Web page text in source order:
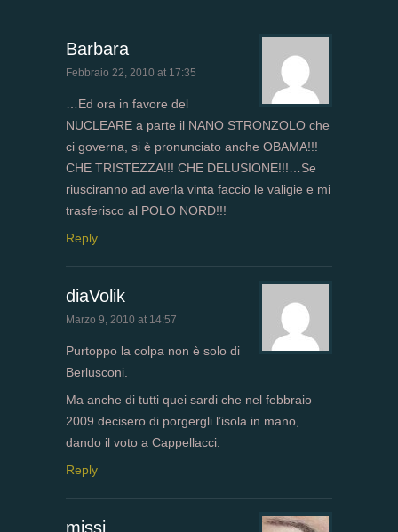
Barbara
Febbraio 22, 2010 at 17:35
…Ed ora in favore del
NUCLEARE a parte il NANO STRONZOLO che
ci governa, si è pronunciato anche OBAMA!!!
CHE TRISTEZZA!!! CHE DELUSIONE!!!…Se
riusciranno ad averla vinta faccio le valigie e mi
trasferisco al POLO NORD!!!
Reply
diaVolik
Marzo 9, 2010 at 14:57
Purtoppo la colpa non è solo di
Berlusconi.
Ma anche di tutti quei sardi che nel febbraio
2009 decisero di porgergli l’isola in mano,
dando il voto a Cappellacci.
Reply
missi